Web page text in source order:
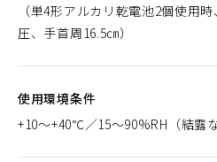
（単4形アルカリ乾電池2個使用
圧、手首周16.5㎝）
使用環境条件
+10～+40℃／15～90%RH（結露